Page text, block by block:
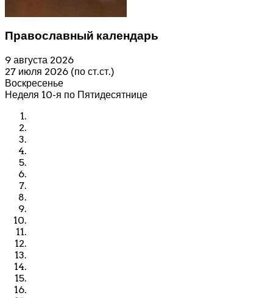
Православный календарь
9 августа 2026
27 июля 2026 (по ст.ст.)
Воскресенье
Неделя 10-я по Пятидесятнице